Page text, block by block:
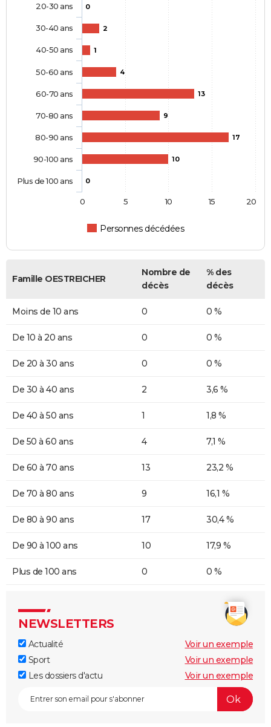
0
2
1
4
13
9
17
10
0
Personnes décédées
20-30 ans
30-40 ans
40-50 ans
50-60 ans
60-70 ans
70-80 ans
80-90 ans
90-100 ans
Plus de 100 ans
0 5 10 15 20
Famille OESTREICHER
Nombre de
décès
% des
décès
Moins de 10 ans 0 0 %
De 10 à 20 ans 0 0 %
De 20 à 30 ans 0 0 %
De 30 à 40 ans 2 3,6 %
De 40 à 50 ans 1 1,8 %
De 50 à 60 ans 4 7,1 %
De 60 à 70 ans 13 23,2 %
De 70 à 80 ans 9 16,1 %
De 80 à 90 ans 17 30,4 %
De 90 à 100 ans 10 17,9 %
Plus de 100 ans 0 0 %
NEWSLETTERS
Actualité
Voir un exemple
Sport
Voir un exemple
Les dossiers d'actu
Voir un exemple